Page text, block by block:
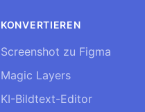
KONVERTIEREN
Screenshot zu Figma
Magic Layers
KI-Bildtext-Editor